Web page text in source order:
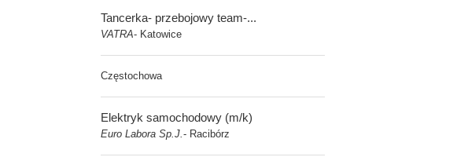
Tancerka- przebojowy team-...
VATRA- Katowice
Częstochowa
Elektryk samochodowy (m/k)
Euro Labora Sp.J.- Racibórz